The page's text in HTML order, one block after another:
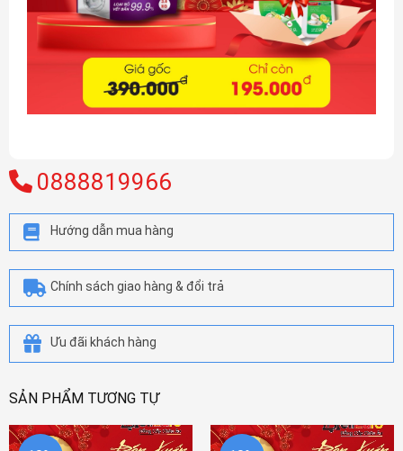
0888819966
Hướng dẫn mua hàng
Chính sách giao hàng & đổi trả
Ưu đãi khách hàng
SẢN PHẨM TƯƠNG TỰ